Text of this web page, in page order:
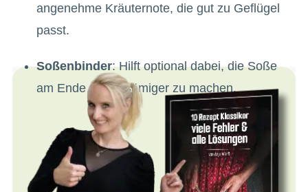
angenehme Kräuternote, die gut zu Geflügel
passt.
Soßenbinder: Hilft optional dabei, die Soße
am Ende etwas sämiger zu machen.